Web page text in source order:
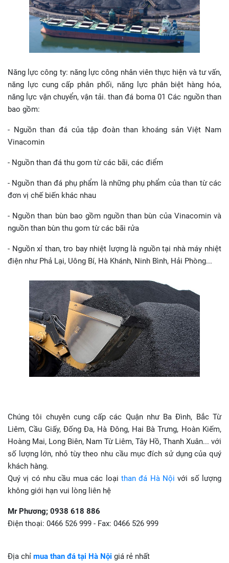
Năng lực công ty: năng lực công nhân viên thực hiện và tư vấn,
năng lực cung cấp phân phối, năng lực phân biệt hàng hóa,
năng lực vận chuyển, vận tải. than đá boma 01 Các nguồn than
bao gồm:
- Nguồn than đá của tập đoàn than khoáng sản Việt Nam
Vinacomin
- Nguồn than đá thu gom từ các bãi, các điểm
- Nguồn than đá phụ phẩm là những phụ phẩm của than từ các
đơn vị chế biến khác nhau
- Nguồn than bùn bao gồm nguồn than bùn của Vinacomin và
nguồn than bùn thu gom từ các bãi rửa
- Nguồn xỉ than, tro bay nhiệt lượng là nguồn tại nhà máy nhiệt
điện như Phả Lại, Uông Bí, Hà Khánh, Ninh Bình, Hải Phòng...
Chúng tôi chuyên cung cấp các Quận như Ba Đình, Bắc Từ
Liêm, Cầu Giấy, Đống Đa, Hà Đông, Hai Bà Trưng, Hoàn Kiếm,
Hoàng Mai, Long Biên, Nam Từ Liêm, Tây Hồ, Thanh Xuân... với
số lượng lớn, nhỏ tùy theo nhu cầu mục đích sử dụng của quý
khách hàng.
Quý vị có nhu cầu mua các loại than đá Hà Nội với số lượng
không giới hạn vui lòng liên hệ
Mr Phương; 0938 618 886
Điện thoại: 0466 526 999 - Fax: 0466 526 999
Địa chỉ mua than đá tại Hà Nội giá rẻ nhất